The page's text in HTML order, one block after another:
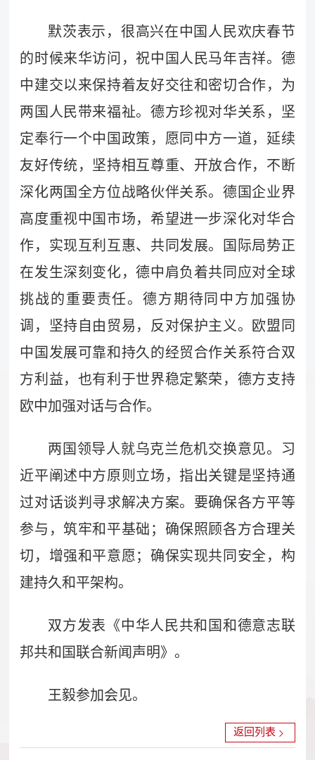
默茨表示，很高兴在中国人民欢庆春节
的时候来华访问，祝中国人民马年吉祥。德
中建交以来保持着友好交往和密切合作，为
两国人民带来福祉。德方珍视对华关系，坚
定奉行一个中国政策，愿同中方一道，延续
友好传统，坚持相互尊重、开放合作，不断
深化两国全方位战略伙伴关系。德国企业界
高度重视中国市场，希望进一步深化对华合
作，实现互利互惠、共同发展。国际局势正
在发生深刻变化，德中肩负着共同应对全球
挑战的重要责任。德方期待同中方加强协
调，坚持自由贸易，反对保护主义。欧盟同
中国发展可靠和持久的经贸合作关系符合双
方利益，也有利于世界稳定繁荣，德方支持
欧中加强对话与合作。
两国领导人就乌克兰危机交换意见。习
近平阐述中方原则立场，指出关键是坚持通
过对话谈判寻求解决方案。要确保各方平等
参与，筑牢和平基础；确保照顾各方合理关
切，增强和平意愿；确保实现共同安全，构
建持久和平架构。
双方发表《中华人民共和国和德意志联
邦共和国联合新闻声明》。
王毅参加会见。
返回列表